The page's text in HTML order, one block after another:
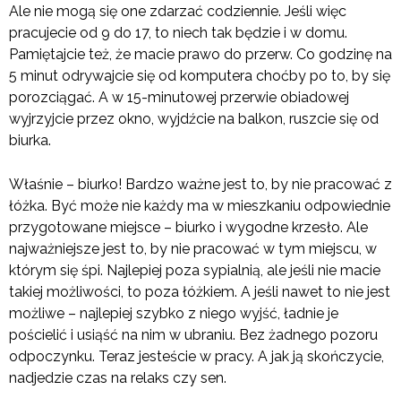
Ale nie mogą się one zdarzać codziennie. Jeśli więc
pracujecie od 9 do 17, to niech tak będzie i w domu.
Pamiętajcie też, że macie prawo do przerw. Co godzinę na
5 minut odrywajcie się od komputera choćby po to, by się
porozciągać. A w 15-minutowej przerwie obiadowej
wyjrzyjcie przez okno, wyjdźcie na balkon, ruszcie się od
biurka.
Właśnie – biurko! Bardzo ważne jest to, by nie pracować z
łóżka. Być może nie każdy ma w mieszkaniu odpowiednie
przygotowane miejsce – biurko i wygodne krzesło. Ale
najważniejsze jest to, by nie pracować w tym miejscu, w
którym się śpi. Najlepiej poza sypialnią, ale jeśli nie macie
takiej możliwości, to poza łóżkiem. A jeśli nawet to nie jest
możliwe – najlepiej szybko z niego wyjść, ładnie je
pościelić i usiąść na nim w ubraniu. Bez żadnego pozoru
odpoczynku. Teraz jesteście w pracy. A jak ją skończycie,
nadjedzie czas na relaks czy sen.